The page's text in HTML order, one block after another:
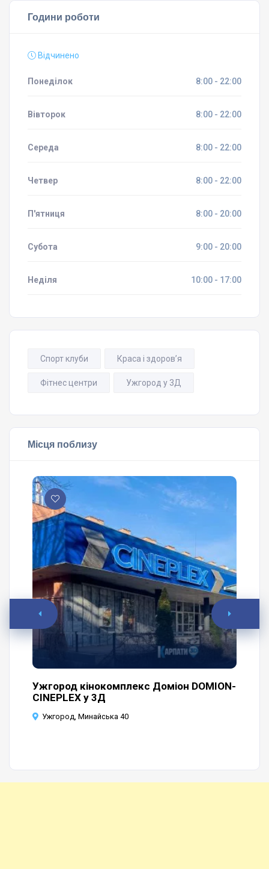
Години роботи
Відчинено
Понеділок 8:00 - 22:00
Вівторок 8:00 - 22:00
Середа 8:00 - 22:00
Четвер 8:00 - 22:00
П'ятниця 8:00 - 20:00
Субота 9:00 - 20:00
Неділя 10:00 - 17:00
Спорт клуби Краса і здоров’я
Фітнес центри Ужгород у 3Д
Місця поблизу
Ужгород кінокомплекс Доміон DOMION-
CINEPLEX у 3Д
Ужгород, Минайська 40